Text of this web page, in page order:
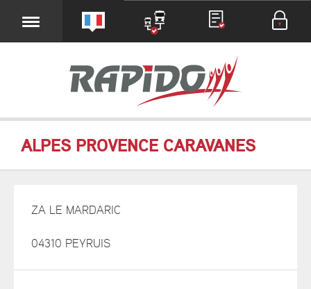
ALPES PROVENCE CARAVANES
ZA LE MARDARIC
04310 PEYRUIS